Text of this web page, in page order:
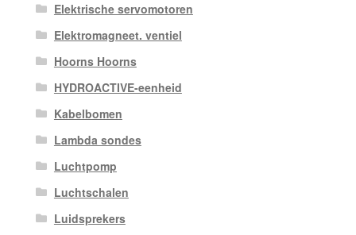
Elektrische servomotoren
Elektromagneet. ventiel
Hoorns Hoorns
HYDROACTIVE-eenheid
Kabelbomen
Lambda sondes
Luchtpomp
Luchtschalen
Luidsprekers